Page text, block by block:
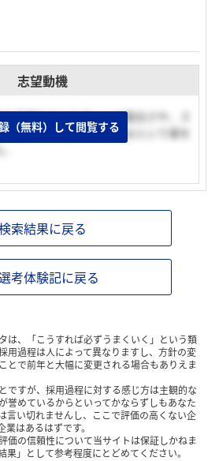
志望動機
子供たちにスポーツの面白さや、ス
ションツールの一つになるという事を
（無料）して閲覧する
索結果に戻る
考体験記に戻る
は、「こうすれば必ずうまくいく」という類
用過程は人によって異なりますし、方針の変
とで前年と大幅に変更される場合もありえま
ですが、採用過程に対する感じ方は主観的な
誉めているからといってかならずしもあなた
言い切れませんし、ここで評価の高くない企
はあるはずです。
価の信頼性について当サイトは保証しかねま
果」として参考程度にとどめてください。